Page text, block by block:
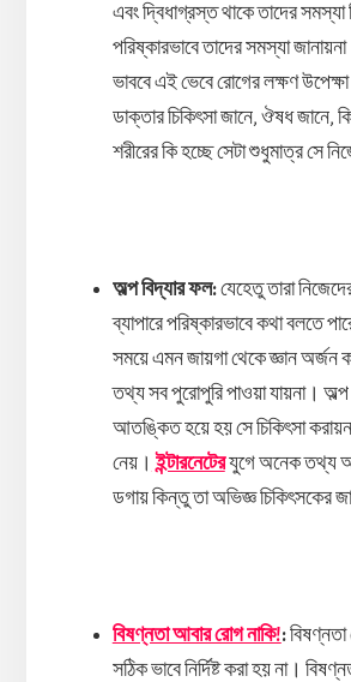
এবং দ্বিধাগ্রস্ত থাকে তাদের সমস্যা
পরিষ্কারভাবে তাদের সমস্যা
ভাববে এই ভেবে রোগের লক্ষণ
ডাক্তার চিকিৎসা জানে, ঔষধ জানে,
শরীরের কি হচ্ছে সেটা শুধুমাত্র সে
অল্প বিদ্যার ফল:যেহেতু তারা
ব্যাপারে পরিষ্কারভাবে কথা বলতে
সময়ে এমন জায়গা থেকে জ্ঞান অর্জন
তথ্য সব পুরোপুরি পাওয়া যায়না। অল্প
আতঙি্কত হয়ে হয় সে চিকিৎসা
নেয়। ইন্টারনেটেরযুগে অনেক তথ্য
ডগায় কিন্তু তা অভিজ্ঞ চিকিৎসকের
বিষণ্নতা আবার রোগ নাকি!:
সঠিক ভাবে নির্দিষ্ট করা হয় না।